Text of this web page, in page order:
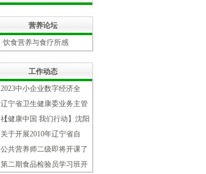
营养论坛
·饮食营养与食疗所感
工作动态
2023中小企业数字经济全
辽宁省卫生健康委业务主管
社
【健康中国 我们行动】沈阳
关于开展2010年辽宁省自
公共营养师二级即将开课了
第二期食品检验员学习班开